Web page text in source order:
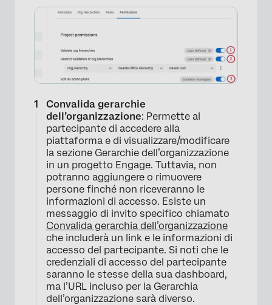
Convalida gerarchie
dell’organizzazione: Permette al
partecipante di accedere alla
piattaforma e di visualizzare/modificare
la sezione Gerarchie dell’organizzazione
in un progetto Engage. Tuttavia, non
potranno aggiungere o rimuovere
persone finché non riceveranno le
informazioni di accesso. Esiste un
messaggio di invito specifico chiamato
Convalida gerarchia dell’organizzazione
che includerà un link e le informazioni di
accesso del partecipante. Si noti che le
credenziali di accesso del partecipante
saranno le stesse della sua dashboard,
ma l’URL incluso per la Gerarchia
dell’organizzazione sarà diverso.